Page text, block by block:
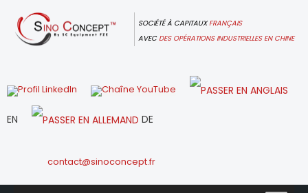
content
SOCIÉTÉ À CAPITAUXFRANÇAIS
AVECDES OPÉRATIONS INDUSTRIELLES EN CHINE
EN DE
contact@sinoconcept.fr